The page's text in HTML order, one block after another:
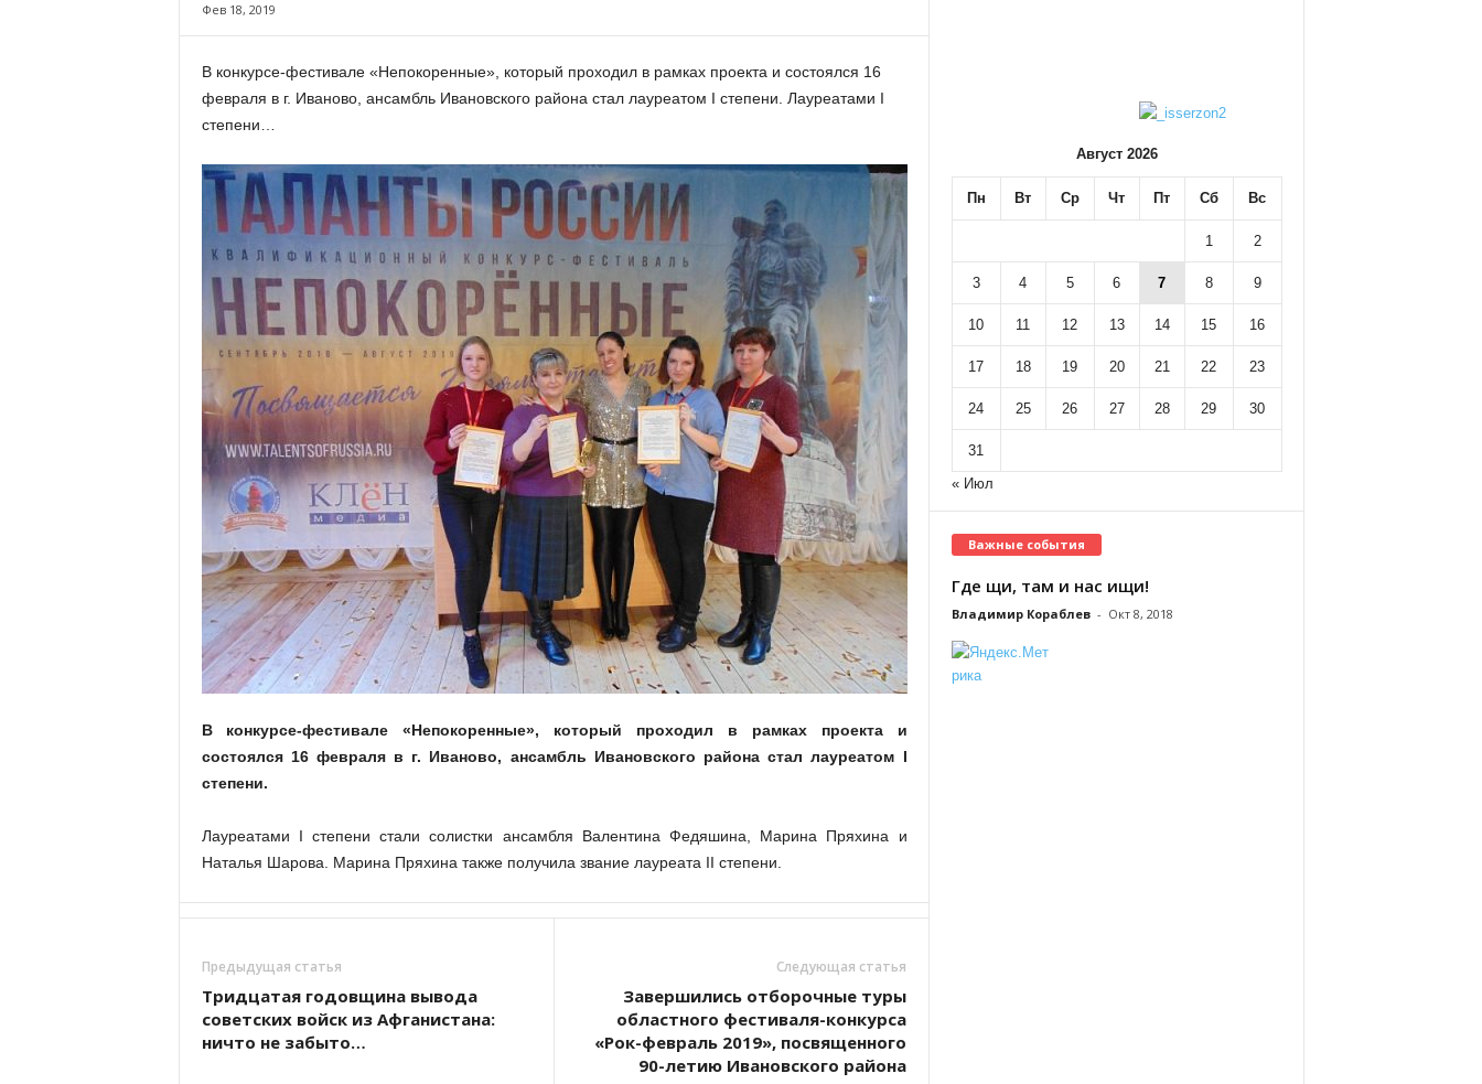
м
Фев 18, 2019
В конкурсе-фестивале «Непокоренные», который проходил в рамках проекта и состоялся 16
февраля в г. Иваново, ансамбль Ивановского района стал лауреатом I степени. Лауреатами I
степени…
В конкурсе-фестивале «Непокоренные», который проходил в рамках проекта и
состоялся 16 февраля в г. Иваново, ансамбль Ивановского района стал лауреатом I
степени.
Лауреатами I степени стали солистки ансамбля Валентина Федяшина, Марина Пряхина и
Наталья Шарова. Марина Пряхина также получила звание лауреата II степени.
Предыдущая статья
Тридцатая годовщина вывода
советских войск из Афганистана:
ничто не забыто…
Следующая статья
Завершились отборочные туры
областного фестиваля-конкурса
«Рок-февраль 2019», посвященного
90-летию Ивановского района
Август 2026
Пн Вт Ср Чт Пт Сб Вс
1 2
3 4 5 6 7 8 9
10 11 12 13 14 15 16
17 18 19 20 21 22 23
24 25 26 27 28 29 30
31
« Июл
Важные события
Где щи, там и нас ищи!
Владимир Кораблев - Окт 8, 2018